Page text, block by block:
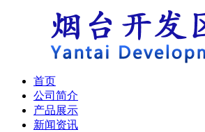
首页
公司简介
产品展示
新闻资讯